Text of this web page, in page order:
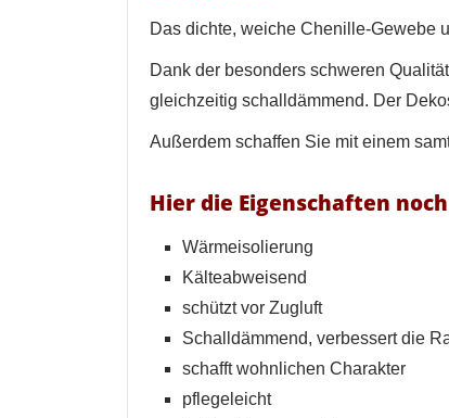
Das dichte, weiche Chenille-Gewebe
Dank der besonders schweren
gleichzeitig schalldämmend. Der
Außerdem schaffen Sie mit einem
Hier die Eigenschaften
Wärmeisolierung
Kälteabweisend
schützt vor Zugluft
Schalldämmend, verbessert die
schafft wohnlichen Charakter
pflegeleicht